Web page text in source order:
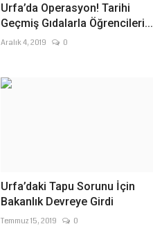
Urfa’da Operasyon! Tarihi
Geçmiş Gıdalarla Öğrencileri...
Aralık 4, 2019 0
Urfa’daki Tapu Sorunu İçin
Bakanlık Devreye Girdi
Temmuz 15, 2019 0